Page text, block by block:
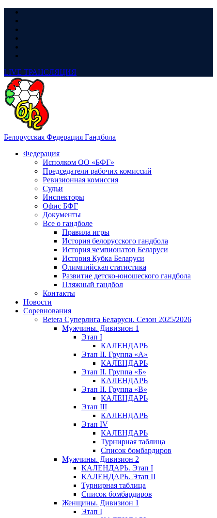
LIVE ТРАНСЛЯЦИЯ
Белорусская Федерация Гандбола
Федерация
Исполком ОО «БФГ»
Председатели рабочих комиссий
Ревизионная комиссия
Судьи
Инспекторы
Офис БФГ
Документы
Все о гандболе
Правила игры
История белорусского гандбола
История чемпионатов Беларуси
История Кубка Беларуси
Олимпийская статистика
Развитие детско-юношеского гандбола
Пляжный гандбол
Контакты
Новости
Соревнования
Betera Суперлига Беларуси. Сезон 2025/2026
Мужчины. Дивизион 1
Этап I
КАЛЕНДАРЬ
Этап II. Группа «А»
КАЛЕНДАРЬ
Этап II. Группа «Б»
КАЛЕНДАРЬ
Этап II. Группа «В»
КАЛЕНДАРЬ
Этап III
КАЛЕНДАРЬ
Этап IV
КАЛЕНДАРЬ
Турнирная таблица
Список бомбардиров
Мужчины. Дивизион 2
КАЛЕНДАРЬ. Этап I
КАЛЕНДАРЬ. Этап II
Турнирная таблица
Список бомбардиров
Женщины. Дивизион 1
Этап I